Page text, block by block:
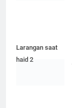
Larangan saat
haid 2